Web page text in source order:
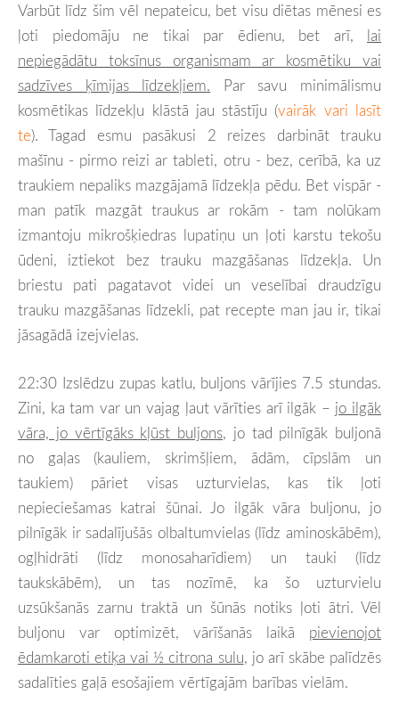
Varbūt līdz šim vēl nepateicu, bet visu diētas mēnesi es
ļoti piedomāju ne tikai par ēdienu, bet arī, lai
nepiegādātu toksīnus organismam ar kosmētiku vai
sadzīves ķīmijas līdzekļiem. Par savu minimālismu
kosmētikas līdzekļu klāstā jau stāstīju (vairāk vari lasīt
te). Tagad esmu pasākusi 2 reizes darbināt trauku
mašīnu - pirmo reizi ar tableti, otru - bez, cerībā, ka uz
traukiem nepaliks mazgājamā līdzekļa pēdu. Bet vispār -
man patīk mazgāt traukus ar rokām - tam nolūkam
izmantoju mikrošķiedras lupatiņu un ļoti karstu tekošu
ūdeni, iztiekot bez trauku mazgāšanas līdzekļa. Un
briestu pati pagatavot videi un veselībai draudzīgu
trauku mazgāšanas līdzekli, pat recepte man jau ir, tikai
jāsagādā izejvielas.
22:30 Izslēdzu zupas katlu, buljons vārījies 7.5 stundas.
Zini, ka tam var un vajag ļaut vārīties arī ilgāk – jo ilgāk
vāra, jo vērtīgāks kļūst buljons, jo tad pilnīgāk buljonā
no gaļas (kauliem, skrimšļiem, ādām, cīpslām un
taukiem) pāriet visas uzturvielas, kas tik ļoti
nepieciešamas katrai šūnai. Jo ilgāk vāra buljonu, jo
pilnīgāk ir sadalījušās olbaltumvielas (līdz aminoskābēm),
ogļhidrāti (līdz monosaharīdiem) un tauki (līdz
taukskābēm), un tas nozīmē, ka šo uzturvielu
uzsūkšanās zarnu traktā un šūnās notiks ļoti ātri. Vēl
buljonu var optimizēt, vārīšanās laikā pievienojot
ēdamkaroti etiķa vai ½ citrona sulu, jo arī skābe palīdzēs
sadalīties gaļā esošajiem vērtīgajām barības vielām.